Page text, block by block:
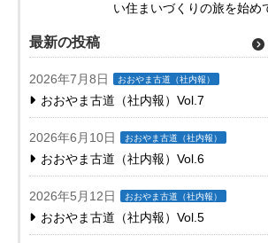
い住まいづくりの旅を始め
最新の投稿
2026年7月8日 おおやま古道（社内報）
おおやま古道（社内報）Vol.7
2026年6月10日 おおやま古道（社内報）
おおやま古道（社内報）Vol.6
2026年5月12日 おおやま古道（社内報）
おおやま古道（社内報）Vol.5